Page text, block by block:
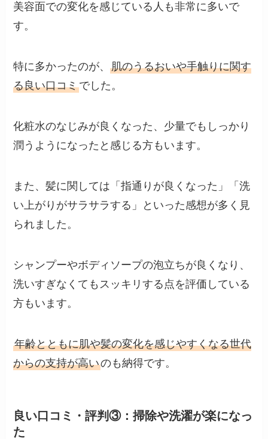
美容面での変化を感じている人も非常に多いで
す。
特に多かったのが、肌のうるおいや手触りに関す
る良い口コミでした。
化粧水のなじみが良くなった、少量でもしっかり
潤うようになったと感じる方もいます。
また、髪に関しては「指通りが良くなった」「洗
い上がりがサラサラする」といった感想が多く見
られました。
シャンプーやボディソープの泡立ちが良くなり、
洗いすぎなくてもスッキリする点を評価している
方もいます。
年齢とともに肌や髪の変化を感じやすくなる世代
からの支持が高いのも納得です。
良い口コミ・評判③：掃除や洗濯が楽になっ
た